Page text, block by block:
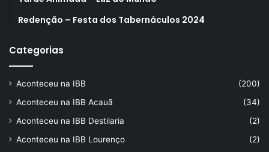
Redenção – Festa dos Tabernáculos 2024
Categorias
Aconteceu na IBB
(200)
Aconteceu na IBB Acauã
(34)
Aconteceu na IBB Destilaria
(2)
Aconteceu na IBB Lourenço
(2)